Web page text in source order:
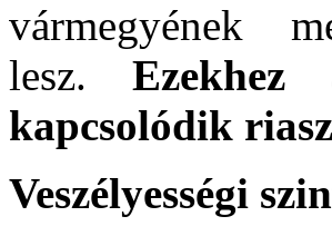
vármegyének
lesz. Ezekhez
kapcsolódik
Veszélyességi